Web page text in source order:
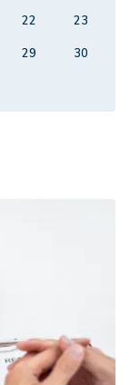
22
23
29
30